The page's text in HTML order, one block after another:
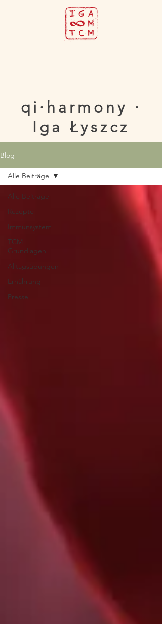
qi·harmony ·
Iga Łyszcz
Blog
Alle Beiträge
Rezepte
Immunsystem
TCM
Grundlagen
Alltagsübungen
Ernährung
Presse
Alle Beiträge